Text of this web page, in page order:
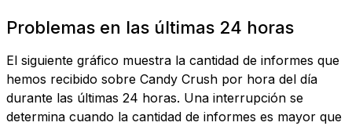
Problemas en las últimas 24 horas
El siguiente gráfico muestra la cantidad de informes que
hemos recibido sobre Candy Crush por hora del día
durante las últimas 24 horas. Una interrupción se
determina cuando la cantidad de informes es mayor que